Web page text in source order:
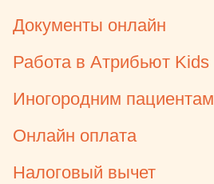
Документы онлайн
Работа в Атрибьют Kids
Иногородним пациентам
Онлайн оплата
Налоговый вычет